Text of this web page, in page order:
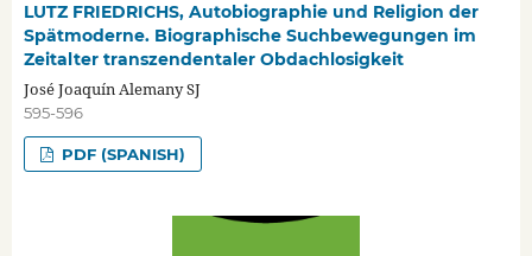
LUTZ FRIEDRICHS, Autobiographie und Religion der
Spätmoderne. Biographische Suchbewegungen im
Zeitalter transzendentaler Obdachlosigkeit
José Joaquín Alemany SJ
595-596
PDF (SPANISH)